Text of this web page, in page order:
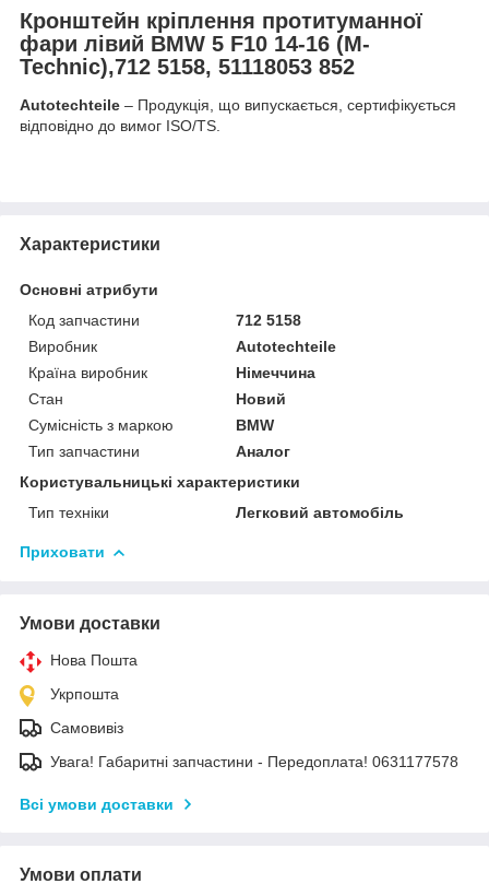
Кронштейн кріплення протитуманної
фари лівий BMW 5 F10 14-16 (M-
Technic),712 5158, 51118053 852
Autotechteile – Продукція, що випускається, сертифікується
відповідно до вимог ISO/TS.
Характеристики
Основні атрибути
Код запчастини
712 5158
Виробник
Autotechteile
Країна виробник
Німеччина
Стан
Новий
Сумісність з маркою
BMW
Тип запчастини
Аналог
Користувальницькі характеристики
Тип техніки
Легковий автомобіль
Приховати
Умови доставки
Нова Пошта
Укрпошта
Самовивіз
Увага! Габаритні запчастини - Передоплата! 0631177578
Всі умови доставки
Умови оплати